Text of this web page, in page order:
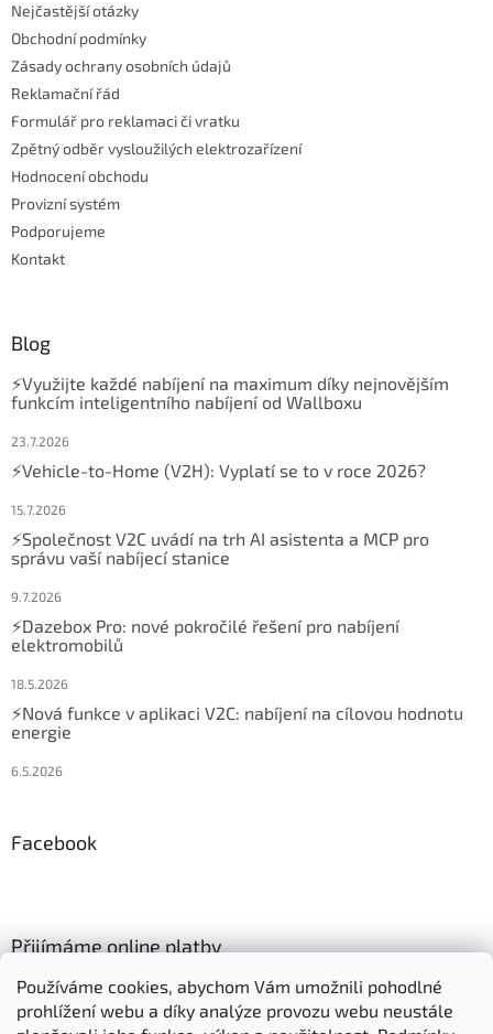
Používáme cookies, abychom Vám umožnili pohodlné
prohlížení webu a díky analýze provozu webu neustále
Nejčastější otázky
Obchodní podmínky
Zásady ochrany osobních údajů
Reklamační řád
Formulář pro reklamaci či vratku
Zpětný odběr vysloužilých elektrozařízení
Hodnocení obchodu
Provizní systém
Podporujeme
Kontakt
Blog
⚡Využijte každé nabíjení na maximum díky nejnovějším
funkcím inteligentního nabíjení od Wallboxu
23.7.2026
⚡Vehicle-to-Home (V2H): Vyplatí se to v roce 2026?
15.7.2026
⚡Společnost V2C uvádí na trh AI asistenta a MCP pro
správu vaší nabíjecí stanice
9.7.2026
⚡Dazebox Pro: nové pokročilé řešení pro nabíjení
elektromobilů
18.5.2026
⚡Nová funkce v aplikaci V2C: nabíjení na cílovou hodnotu
energie
6.5.2026
Facebook
Přijímáme online platby